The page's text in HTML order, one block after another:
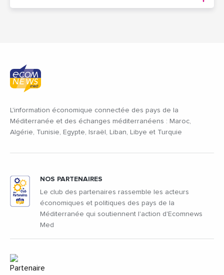
L'information économique connectée des pays de la
Méditerranée et des échanges méditerranéens : Maroc,
Algérie, Tunisie, Egypte, Israël, Liban, Libye et Turquie
NOS PARTENAIRES
Le club des partenaires rassemble les acteurs
économiques et politiques des pays de la
Méditerranée qui soutiennent l'action d'Ecomnews
Med